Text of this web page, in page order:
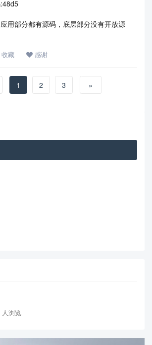
用部分都有源码，底层部分没有开放源
收藏 感谢
1 2 3 »
人浏览